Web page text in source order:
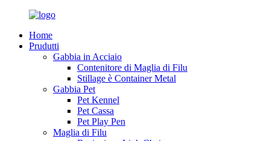
Home
Prudutti
Gabbia in Acciaio
Contenitore di Maglia di Filu
Stillage è Container Metal
Gabbia Pet
Pet Kennel
Pet Cassa
Pet Play Pen
Maglia di Filu